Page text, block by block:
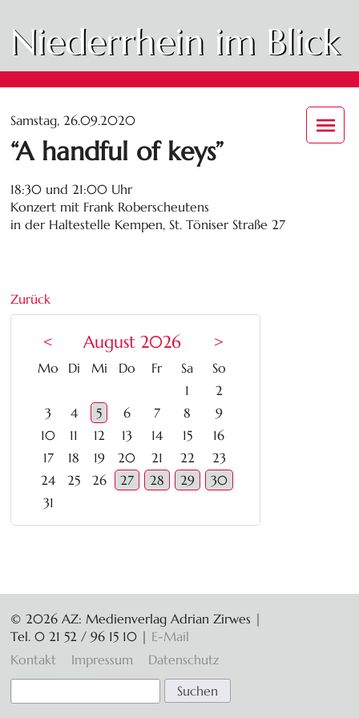
Niederrhein im Blick
Samstag, 26.09.2020
“A handful of keys”
18:30 und 21:00 Uhr
Konzert mit Frank Roberscheutens
in der Haltestelle Kempen, St. Töniser Straße 27
Zurück
< August 2026 >
Mo ntag
Dienstag
Mittwoch
Donnerstag
Freitag
Samstag
Sonntag
1
2
3
4 5 6 7 8
9
10
11 12 13 14 15
16
17
18 19 20 21 22
23
24
25 26 27 28 29
30
31
© 2026 AZ: Medienverlag Adrian Zirwes |
Tel. 0 21 52 / 96 15 10 | E-Mail
Navigation
überspringen
Kontakt Impressum Datenschutz